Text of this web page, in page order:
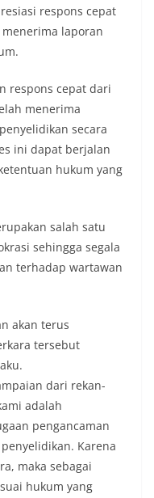
respons cepat
laporan
respons cepat dari
menerima
secara
ini dapat berjalan
hukum yang
salah satu
sehingga segala
terhadap wartawan
akan terus
tersebut
dari rekan-
adalah
pengancaman
Karena
maka sebagai
hukum yang